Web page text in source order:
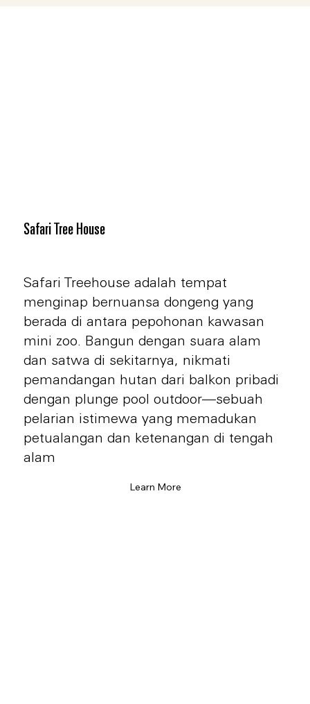
Petualangan Rasa Nusantara
Catatan Rasa, ruang untuk melihat lebih
dekat perjalanan di balik setiap sajian.
Kall ini, kami mengangkat Cita Rasa
yang terinspirasi dari Pulau Dewata,
bagaimana inspirasi tersebut dirangkal
Safari Tree House
Safari Treehouse adalah tempat
menginap bernuansa dongeng yang
berada di antara pepohonan kawasan
mini zoo. Bangun dengan suara alam
dan satwa di sekitarnya, nikmati
pemandangan hutan dari balkon pribadi
dengan plunge pool outdoor—sebuah
pelarian istimewa yang memadukan
petualangan dan ketenangan di tengah
alam
Learn More